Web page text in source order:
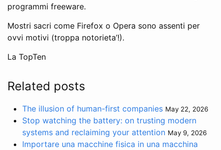
programmi freeware.
Mostri sacri come Firefox o Opera sono assenti per
ovvi motivi (troppa notorieta’!).
La TopTen
Related posts
The illusion of human-first companies May 22, 2026
Stop watching the battery: on trusting modern
systems and reclaiming your attention May 9, 2026
Importare una macchine fisica in una macchina